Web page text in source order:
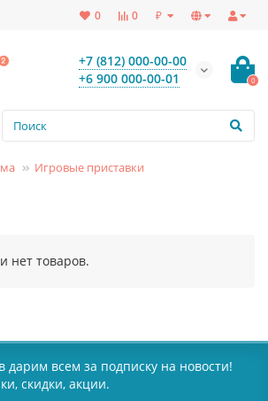
₽
0
0
+7 (812) 000-00-00
+6 900 000-00-01
0
Игровые приставки
нет товаров.
дарим всем за подписку на новости!
скидки, акции.